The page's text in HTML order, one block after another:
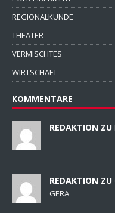
REGIONALKUNDE
THEATER
VERMISCHTES
WIRTSCHAFT
KOMMENTARE
REDAKTION ZU
REDAKTION ZU
GERA